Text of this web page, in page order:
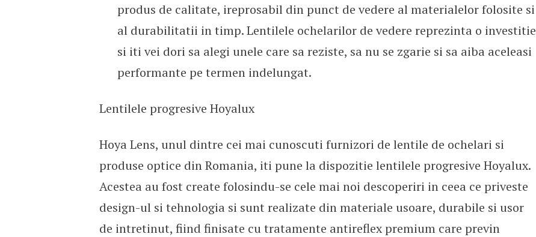
produs de calitate, ireprosabil din punct de vedere al materialelor folosite si
al durabilitatii in timp. Lentilele ochelarilor de vedere reprezinta o investitie
si iti vei dori sa alegi unele care sa reziste, sa nu se zgarie si sa aiba aceleasi
performante pe termen indelungat.
Lentilele progresive Hoyalux
Hoya Lens, unul dintre cei mai cunoscuti furnizori de lentile de ochelari si
produse optice din Romania, iti pune la dispozitie lentilele progresive Hoyalux.
Acestea au fost create folosindu-se cele mai noi descoperiri in ceea ce priveste
design-ul si tehnologia si sunt realizate din materiale usoare, durabile si usor
de intretinut, fiind finisate cu tratamente antireflex premium care previn